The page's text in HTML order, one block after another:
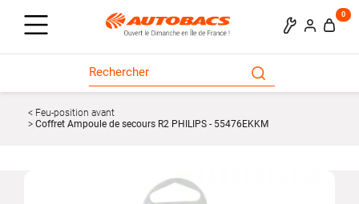
0
Feu-position avant
Coffret Ampoule de secours R2 PHILIPS - 55476EKKM